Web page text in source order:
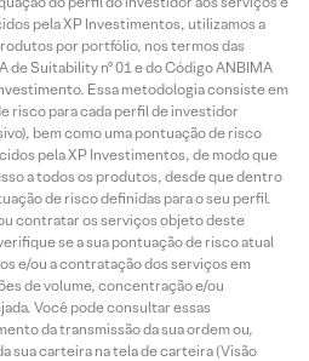
pela XP Investimentos, utilizamos a
por portfólio, nos termos das
de Suitability nº 01 e do Código ANBIMA
Essa metodologia consiste em
risco para cada perfil de investidor
bem como uma pontuação de risco
pela XP Investimentos, de modo que
a todos os produtos, desde que dentro
de risco definidas para o seu perfil.
contratar os serviços objeto deste
se a sua pontuação de risco atual
e/ou a contratação dos serviços em
de volume, concentração e/ou
Você pode consultar essas
da transmissão da sua ordem ou,
sua carteira na tela de carteira (Visão